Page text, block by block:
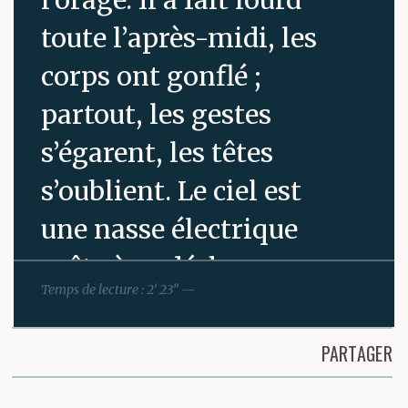
toute l’après-midi, les
corps ont gonflé ;
partout, les gestes
s’égarent, les têtes
s’oublient. Le ciel est
une nasse électrique
prête à se décharger.
femme hurle « baisse le
Temps de lecture : 2’ 23” —
PARTAGER